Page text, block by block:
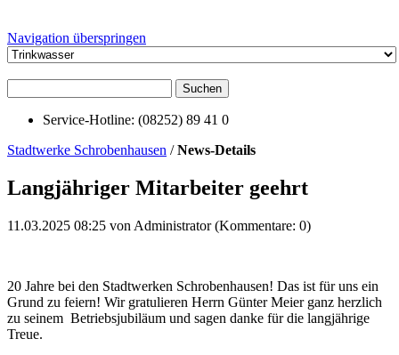
Navigation überspringen
Suchen
Service-Hotline: (08252) 89 41 0
Stadtwerke Schrobenhausen /News-Details
Langjähriger Mitarbeiter geehrt
11.03.2025 08:25 von Administrator (Kommentare: 0)
20 Jahre bei den Stadtwerken Schrobenhausen! Das ist für uns ein
Grund zu feiern! Wir gratulieren Herrn Günter Meier ganz herzlich
zu seinem Betriebsjubiläum und sagen danke für die langjährige
Treue.